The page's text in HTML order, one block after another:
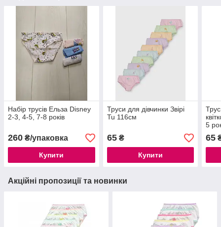
Набір трусів Ельза Disney
2-3, 4-5, 7-8 років
260 ₴/упаковка
Купити
Труси для дівчинки Звірі
Tu 116см
65₴
Купити
5
65
Акційні пропозиції та новинки